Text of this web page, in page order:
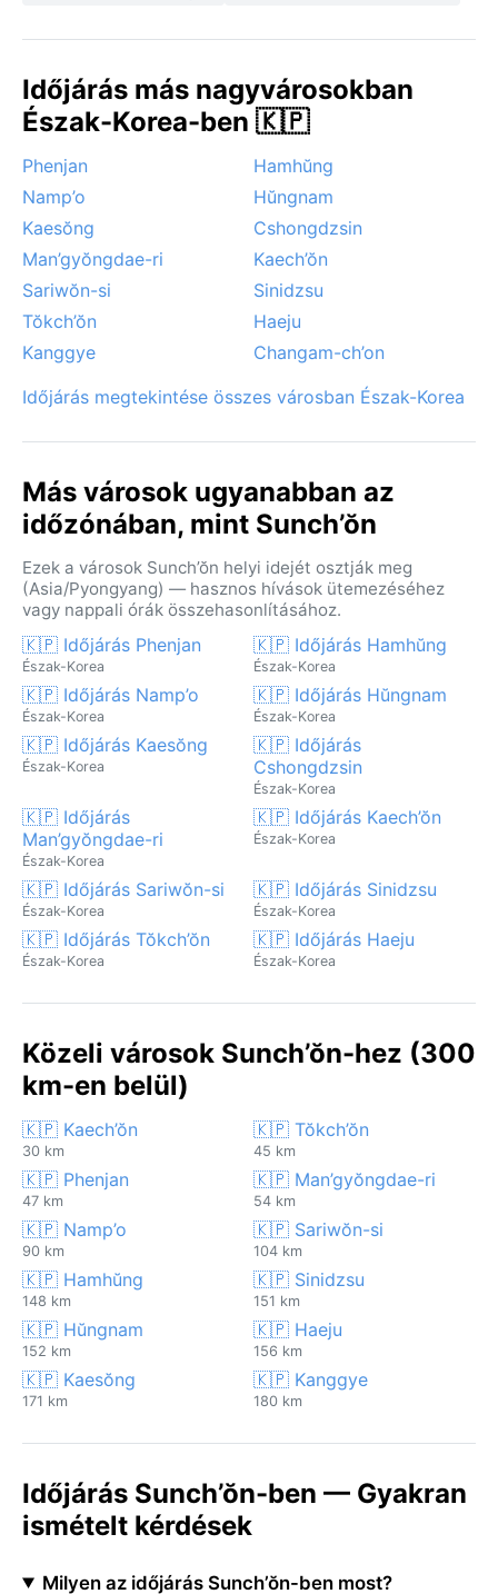
Időjárás más nagyvárosokban
Észak-Korea-ben 🇰🇵
Phenjan
Hamhŭng
Namp’o
Hŭngnam
Kaesŏng
Cshongdzsin
Man’gyŏngdae-ri
Kaech’ŏn
Sariwŏn-si
Sinidzsu
Tŏkch’ŏn
Haeju
Kanggye
Changam-ch’on
Időjárás megtekintése összes városban Észak-Korea
Más városok ugyanabban az
időzónában, mint Sunch’ŏn
Ezek a városok Sunch’ŏn helyi idejét osztják meg
(Asia/Pyongyang) — hasznos hívások ütemezéséhez
vagy nappali órák összehasonlításához.
🇰🇵 Időjárás Phenjan
Észak-Korea
🇰🇵 Időjárás Hamhŭng
Észak-Korea
🇰🇵 Időjárás Namp’o
Észak-Korea
🇰🇵 Időjárás Hŭngnam
Észak-Korea
🇰🇵 Időjárás Kaesŏng
Észak-Korea
🇰🇵 Időjárás
Cshongdzsin
Észak-Korea
🇰🇵 Időjárás
Man’gyŏngdae-ri
Észak-Korea
🇰🇵 Időjárás Kaech’ŏn
Észak-Korea
🇰🇵 Időjárás Sariwŏn-si
Észak-Korea
🇰🇵 Időjárás Sinidzsu
Észak-Korea
🇰🇵 Időjárás Tŏkch’ŏn
Észak-Korea
🇰🇵 Időjárás Haeju
Észak-Korea
Közeli városok Sunch’ŏn-hez (300
km-en belül)
🇰🇵 Kaech’ŏn
30 km
🇰🇵 Tŏkch’ŏn
45 km
🇰🇵 Phenjan
47 km
🇰🇵 Man’gyŏngdae-ri
54 km
🇰🇵 Namp’o
90 km
🇰🇵 Sariwŏn-si
104 km
🇰🇵 Hamhŭng
148 km
🇰🇵 Sinidzsu
151 km
🇰🇵 Hŭngnam
152 km
🇰🇵 Haeju
156 km
🇰🇵 Kaesŏng
171 km
🇰🇵 Kanggye
180 km
Időjárás Sunch’ŏn-ben — Gyakran
ismételt kérdések
Milyen az időjárás Sunch’ŏn-ben most?